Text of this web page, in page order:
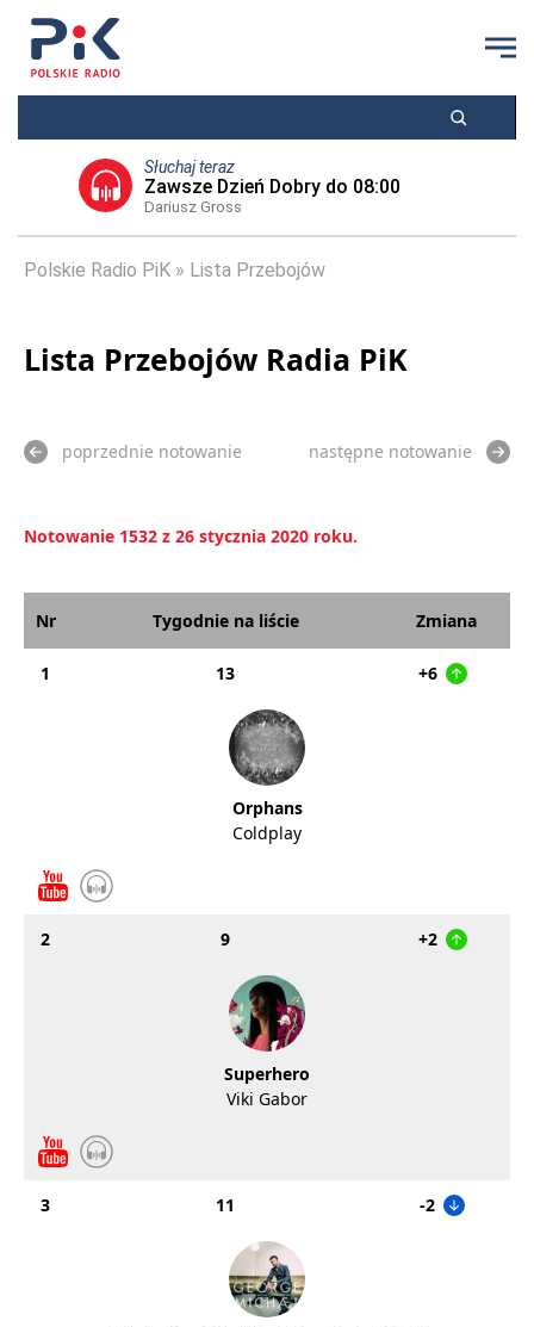
Słuchaj teraz
Zawsze Dzień Dobry do 08:00
Dariusz Gross
Polskie Radio PiK Lista Przebojów
Lista Przebojów Radia PiK
poprzednie notowanie następne notowanie
Notowanie 1532 z 26 stycznia 2020 roku.
Nr Tygodnie na liście Zmiana
1 13 +6
Orphans
Coldplay
2 9 +2
Superhero
Viki Gabor
3 11 -2